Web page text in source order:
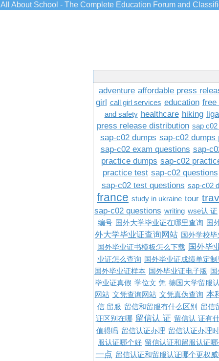
All About School - The Complete Education Forum and
adventure affordable press
girl call girl services education free
and safety healthcare hiking
press release distribution sap
sap-c02 dumps sap-c02 dumps
sap-c02 exam questions sap-
practice dumps sap-c02
practice test sap-c02 questions
sap-c02 test questions sap-c02
france study in ukraine tour
sap-c02 questions writing wse认 证
编号 国外大学毕业证在哪里查询 国
外大学毕业证查询网站 国外学校
国外毕业证书模板怎么下载 国外毕
业证怎么查询
国外毕业证成绩单定
国外毕业证样本
国外毕业证电子版
毕业证真假 学位文 凭 德国大学留服
网站 文凭查询网站 文凭真伪查询 本
信 留服 留信和留服有什么区别
留信
证区别在哪 留信认 证 留信认 证有
值得吗 留信认证办理 留信认证办理
服认证哪个好 留信认证和留服认证
一点 留信认证和留服认证哪个更权